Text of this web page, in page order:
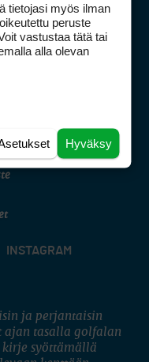
INSTAGRAM
ja perjantaisin
ajan tasalla golfalan
syöttämällä
tietojasi myös ilman
peruste
vastustaa tätä tai
alla olevan
Hyväksy